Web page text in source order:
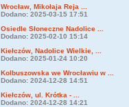
Wrocław, Mikołaja Reja ...
Dodano: 2025-03-15 17:51
Osiedle Słoneczne Nadolice ...
Dodano: 2025-02-10 15:14
Kiełczów, Nadolice Wielkie, ...
Dodano: 2025-01-24 10:20
Kolbuszowska we Wrocławiu w ...
Dodano: 2024-12-28 14:51
Kiełczów, ul. Krótka - ...
Dodano: 2024-12-28 14:21